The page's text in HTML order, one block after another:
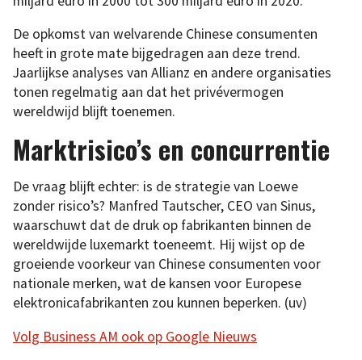
De opkomst van welvarende Chinese consumenten
heeft in grote mate bijgedragen aan deze trend.
Jaarlijkse analyses van Allianz en andere organisaties
tonen regelmatig aan dat het privévermogen
wereldwijd blijft toenemen.
Marktrisico’s en concurrentie
De vraag blijft echter: is de strategie van Loewe
zonder risico’s? Manfred Tautscher, CEO van Sinus,
waarschuwt dat de druk op fabrikanten binnen de
wereldwijde luxemarkt toeneemt. Hij wijst op de
groeiende voorkeur van Chinese consumenten voor
nationale merken, wat de kansen voor Europese
elektronicafabrikanten zou kunnen beperken. (uv)
Volg Business AM ook op Google Nieuws